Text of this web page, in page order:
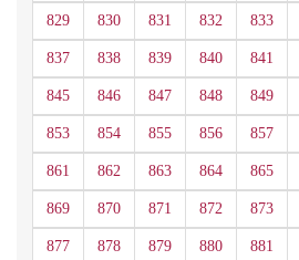
829 830 831 832 833
837 838 839 840 841
845 846 847 848 849
853 854 855 856 857
861 862 863 864 865
869 870 871 872 873
877 878 879 880 881